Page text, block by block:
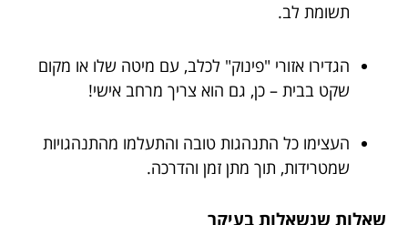
תשומת לב.
הגדירו אזורי "פינוק" לכלב, עם מיטה שלו או מקום
שקט בבית – כן, גם הוא צריך מרחב אישי!
העצימו כל התנהגות טובה והתעלמו מהתנהגויות
שמטרידות, תוך מתן זמן והדרכה.
שאלות שנשאלות בעיקר